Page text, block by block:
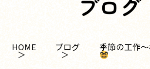
ブログ
HOME ブログ 季節の工作